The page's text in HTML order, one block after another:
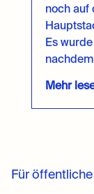
noch auf
Es
Mehr
Für öffentliche